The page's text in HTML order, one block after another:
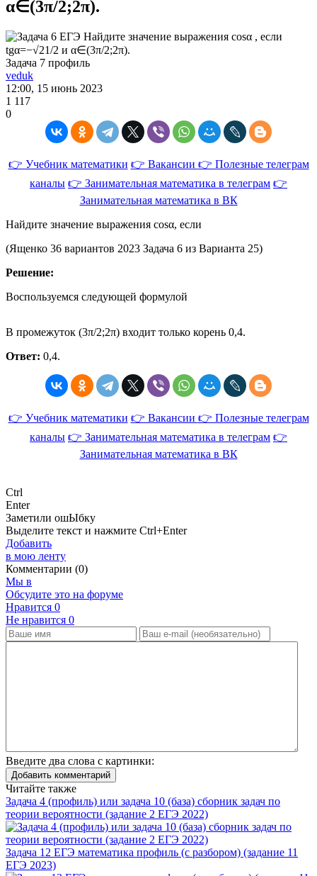
α∈(3π/2;2π).
Задача 7 профиль
veduk
12:00, 15 июнь 2023
1 117
0
👉 Учебник математики 👉 Вакансии 👉 Полезные телеграм
каналы 👉 Занимательная математика в телеграм 👉
Занимательная математика в ВК
Найдите значение выражения cosα, если
(Ященко 36 вариантов 2023 Задача 6 из Варианта 25)
Решение:
Воспользуемся следующей формулой
В промежуток (3π/2;2π) входит только корень 0,4.
Ответ: 0,4.
👉 Учебник математики 👉 Вакансии 👉 Полезные телеграм
каналы 👉 Занимательная математика в телеграм 👉
Занимательная математика в ВК
Ctrl
Enter
Заметили ошЫбку
Выделите текст и нажмите Ctrl+Enter
Добавить
в мою ленту
Комментарии (0)
Мы в
Обсудите это на форуме
Нравится 0
Не нравится 0
Введите два слова с картинки:
Добавить комментарий
Читайте также
Задача 4 (профиль) или задача 10 (база) сборник задач по
теории вероятности (задание 2 ЕГЭ 2022)
Задача 12 ЕГЭ математика профиль (с разбором) (задание 11
ЕГЭ 2023)